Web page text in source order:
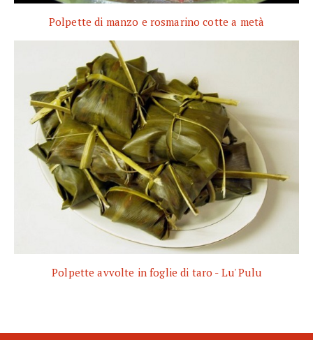
Polpette di manzo e rosmarino cotte a metà
Polpette avvolte in foglie di taro - Lu' Pulu